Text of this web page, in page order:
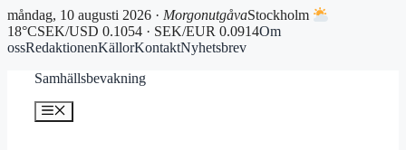
måndag, 10 augusti 2026 · MorgonutgåvaStockholm
18°CSEK/USD 0.1054 · SEK/EUR 0.0914Om
ossRedaktionenKällorKontaktNyhetsbrev
Samhällsbevakning
Meny